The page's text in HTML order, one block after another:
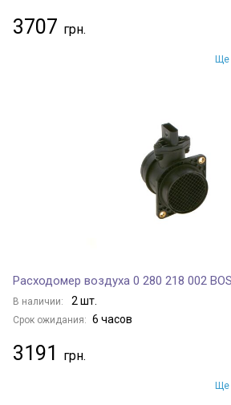
3707
Ще
Расходомер воздуха 0 280 218 002
В наличии: 2 шт.
Срок ожидания: 6 часов
3191
Ще